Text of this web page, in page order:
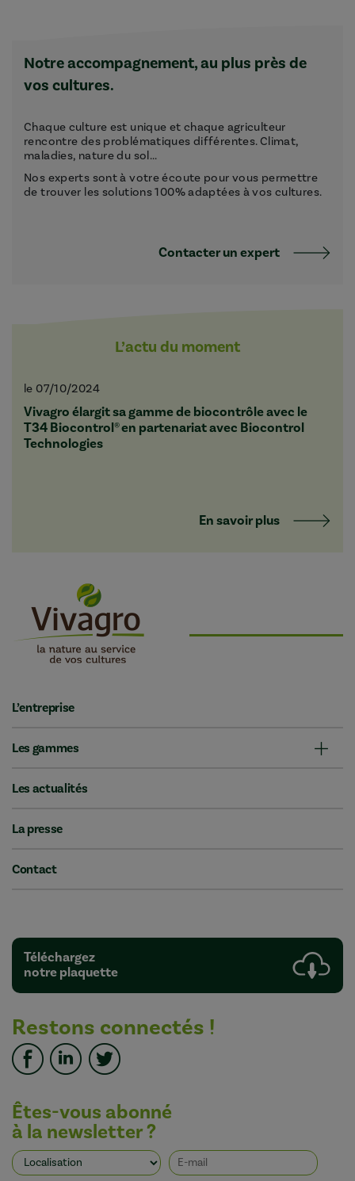
Notre accompagnement, au plus près de
vos cultures.
Chaque culture est unique et chaque agriculteur
rencontre des problématiques différentes. Climat,
maladies, nature du sol...
Nos experts sont à votre écoute pour vous permettre
de trouver les solutions 100% adaptées à vos cultures.
Contacter un expert
L’actu du moment
le 07/10/2024
Vivagro élargit sa gamme de biocontrôle avec le
T34 Biocontrol® en partenariat avec Biocontrol
Technologies
En savoir plus
L’entreprise
Les gammes
Les actualités
La presse
Contact
Téléchargez
notre plaquette
Restons connectés !
Êtes-vous abonné
à la newsletter ?